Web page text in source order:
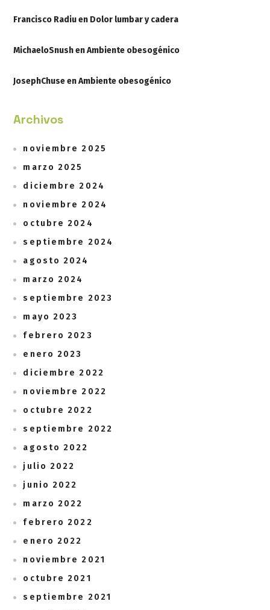
Francisco Radiuen Dolor lumbar y cadera
MichaeloSnushenAmbiente obesogénico
JosephChuseenAmbiente obesogénico
Archivos
noviembre 2025
marzo 2025
diciembre 2024
noviembre 2024
octubre 2024
septiembre 2024
agosto 2024
marzo 2024
septiembre 2023
mayo 2023
febrero 2023
enero 2023
diciembre 2022
noviembre 2022
octubre 2022
septiembre 2022
agosto 2022
julio 2022
junio 2022
marzo 2022
febrero 2022
enero 2022
noviembre 2021
octubre 2021
septiembre 2021